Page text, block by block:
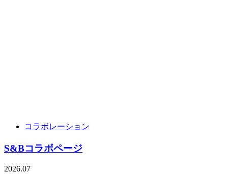
コラボレーション
S&Bコラボページ
2026.07